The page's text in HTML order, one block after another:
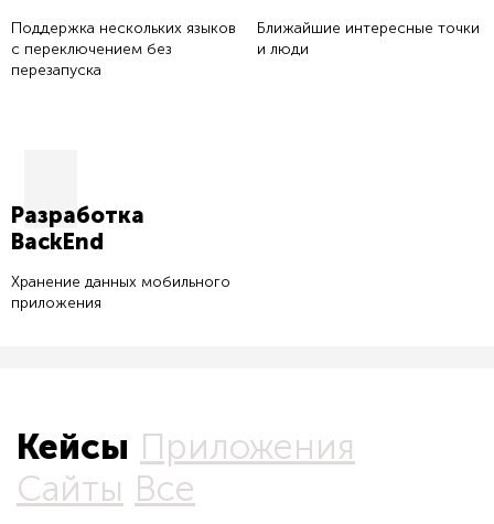
Поддержка нескольких языков
с переключением без
перезапуска
Ближайшие интересные точки
и люди
Разработка
BackEnd
Хранение данных мобильного
приложения
Кейсы Приложения
Сайты Все